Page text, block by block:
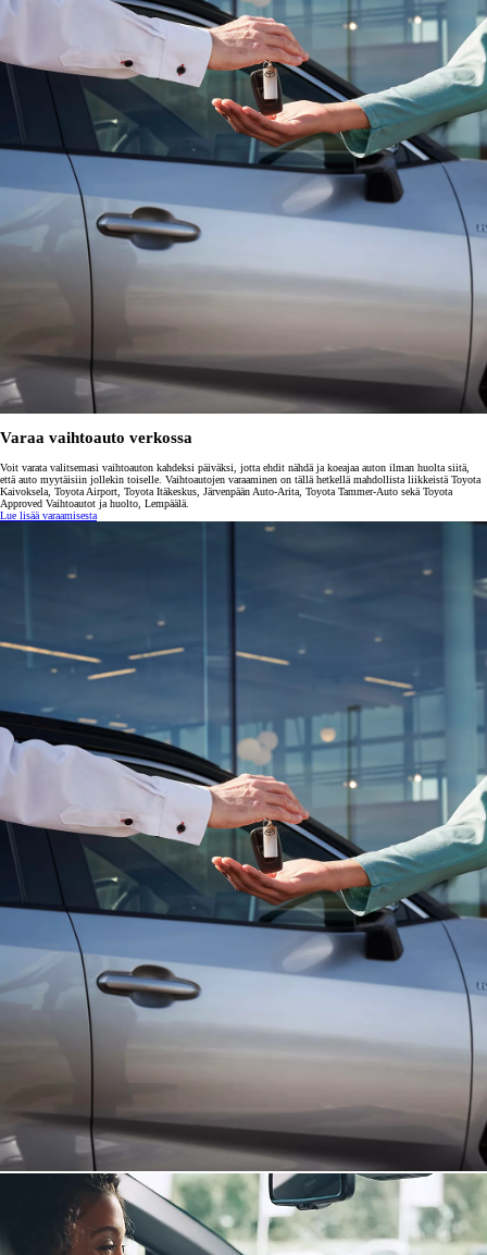
Varaa vaihtoauto verkossa
Voit varata valitsemasi vaihtoauton kahdeksi päiväksi, jotta ehdit nähdä ja koeajaa auton ilman huolta siitä,
että auto myytäisiin jollekin toiselle. Vaihtoautojen varaaminen on tällä hetkellä mahdollista liikkeistä Toyota
Kaivoksela, Toyota Airport, Toyota Itäkeskus, Järvenpään Auto-Arita, Toyota Tammer-Auto sekä Toyota
Approved Vaihtoautot ja huolto, Lempäälä.
Lue lisää varaamisesta